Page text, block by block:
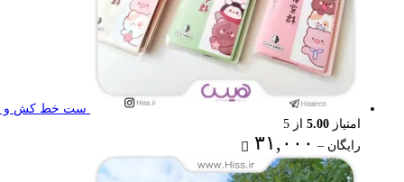
ست خط کش و
امتیاز 5.00 از 5
رایگان – ۳۱,۰۰۰
رایگان